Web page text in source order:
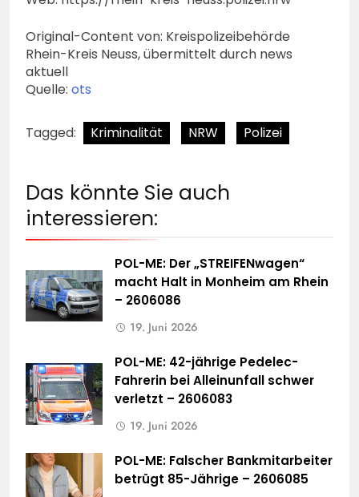
Original-Content von: Kreispolizeibehörde
Rhein-Kreis Neuss, übermittelt durch news
aktuell
Quelle: ots
Tagged: Kriminalität NRW Polizei
Das könnte Sie auch
interessieren:
POL-ME: Der „STREIFENwagen“
macht Halt in Monheim am Rhein
– 2606086
19. Juni 2026
POL-ME: 42-jährige Pedelec-
Fahrerin bei Alleinunfall schwer
verletzt – 2606083
19. Juni 2026
POL-ME: Falscher Bankmitarbeiter
betrügt 85-Jährige – 2606085